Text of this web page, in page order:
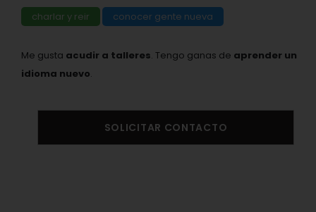
charlar y reir conocer gente nueva
Me gusta acudir a talleres. Tengo ganas de aprender un
idioma nuevo.
SOLICITAR CONTACTO